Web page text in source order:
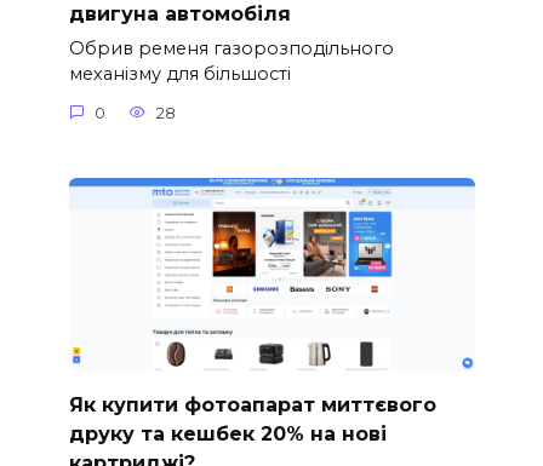
двигуна автомобіля
Обрив ременя газорозподільного
механізму для більшості
0 28
Як купити фотоапарат миттєвого
друку та кешбек 20% на нові